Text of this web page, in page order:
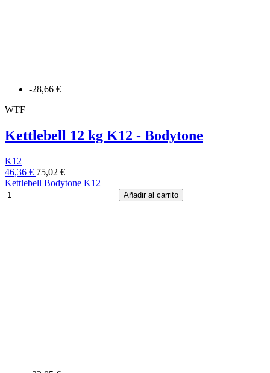
-28,66 €
WTF
Kettlebell 12 kg K12 - Bodytone
K12
46,36 € 75,02 €
Kettlebell Bodytone K12
Añadir al carrito